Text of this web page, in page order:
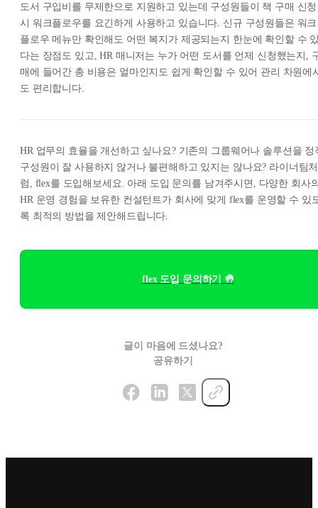
도서 구입비를 무제한으로 지원하고 있는데 구성원들이 책 구매 신청
시 워크플로우를 요긴하게 사용하고 있습니다. 신규 구성원들은 워크
플로우 메뉴만 확인해도 어떤 복지가 제공되는지 한눈에 확인할 수
다는 장점도 있고, HR 매니저는 누가 어떤 도서를 언제 신청했는지,
매에 들어간 총 비용은 얼마인지도 쉽게 확인할 수 있어 관리 차원에
도 편리합니다.
HR 업무의 효율을 개선하고 싶나요? 기존의 그룹웨어나 솔루션을 정
구성원이 잘 사용하지 않거나 불편해하고 있지는 않나요? 라이너팀처
럼, flex를 도입해보세요. 아래 도입 문의를 남겨주시면, 다양한 회사
HR 운영 경험을 보유한 컨설턴트가 회사에 맞게 flex를 운영할 수 있
록 최적의 방법을 제안해드립니다.
flex 도입 문의하기 🤚
글이 마음에 드셨나요?
공유하기